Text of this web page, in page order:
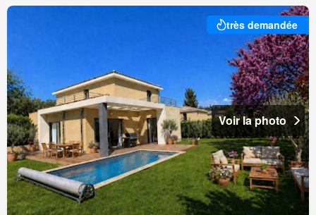
très demandée
Voir la photo